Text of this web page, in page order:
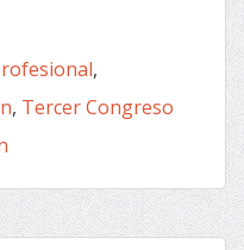
,
, Tercer Congreso